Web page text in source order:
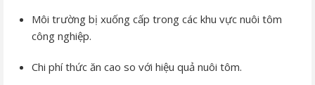
Môi trường bị xuống cấp trong các khu vực nuôi tôm
công nghiệp.
Chi phí thức ăn cao so với hiệu quả nuôi tôm.